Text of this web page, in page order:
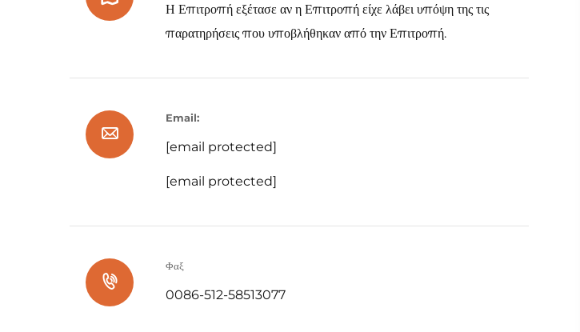
Η Επιτροπή εξέτασε αν η Επιτροπή είχε λάβει υπόψη της τις
παρατηρήσεις που υποβλήθηκαν από την Επιτροπή.
Email:
[email protected]
[email protected]
Φαξ
0086-512-58513077